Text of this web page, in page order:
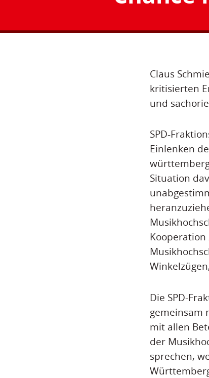
Claus
kritisierten
und
SPD-
Einlenken
Situation
Die SPD-
gemeinsam
mit allen
der
sprechen,